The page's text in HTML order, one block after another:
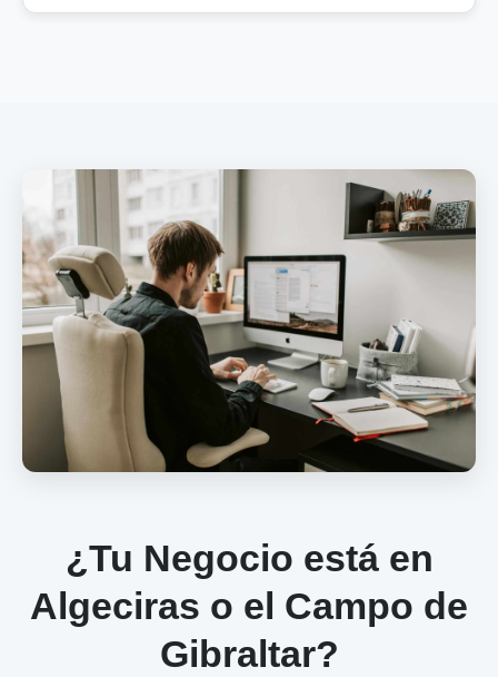
¿Tu Negocio está en
Algeciras o el Campo de
Gibraltar?